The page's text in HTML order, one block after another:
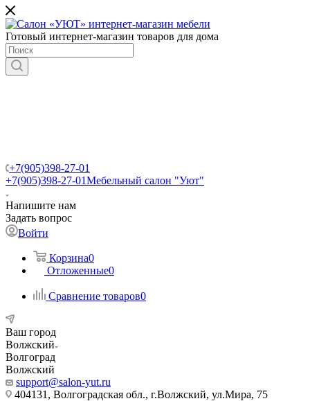
Готовый интернет-магазин товаров для дома
+7(905)398-27-01
+7(905)398-27-01Мебельный салон "Уют"
Напишите нам
Задать вопрос
Войти
Корзина0
Отложенные0
Сравнение товаров0
Ваш город
Волжский
Волгоград
Волжский
support@salon-yut.ru
404131, Волгоградская обл., г.Волжский, ул.Мира, 75